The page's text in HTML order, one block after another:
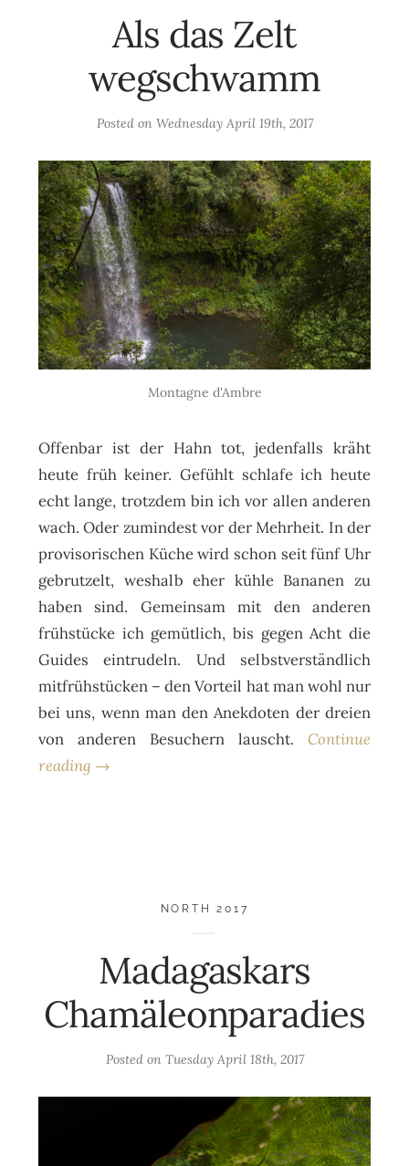
Als das Zelt
wegschwamm
Posted on Wednesday April 19th, 2017
Montagne d'Ambre
Offenbar ist der Hahn tot, jedenfalls kräht
heute früh keiner. Gefühlt schlafe ich heute
echt lange, trotzdem bin ich vor allen anderen
wach. Oder zumindest vor der Mehrheit. In der
provisorischen Küche wird schon seit fünf Uhr
gebrutzelt, weshalb eher kühle Bananen zu
haben sind. Gemeinsam mit den anderen
frühstücke ich gemütlich, bis gegen Acht die
Guides eintrudeln. Und selbstverständlich
mitfrühstücken – den Vorteil hat man wohl nur
bei uns, wenn man den Anekdoten der dreien
von anderen Besuchern lauscht. Continue
reading →
NORTH 2017
Madagaskars
Chamäleonparadies
Posted on Tuesday April 18th, 2017